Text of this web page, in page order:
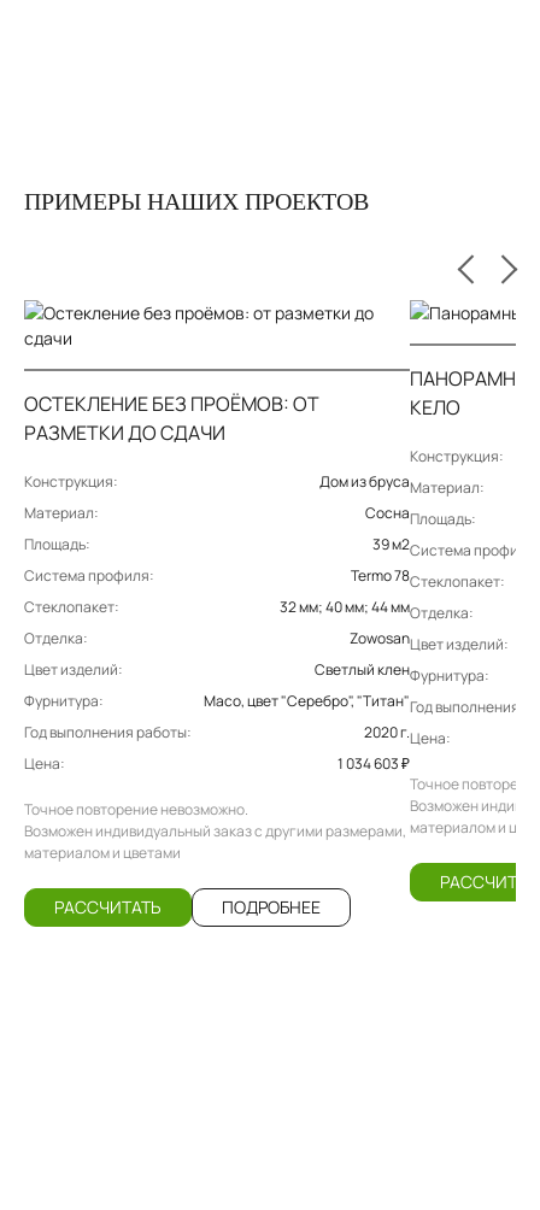
ПРИМЕРЫ НАШИХ ПРОЕКТОВ
ОСТЕКЛЕНИЕ БЕЗ ПРОЁМОВ: ОТ
РАЗМЕТКИ ДО СДАЧИ
Конструкция:
Дом из бруса
Материал:
Сосна
Площадь:
39 м2
Система профиля:
Termo 78
Стеклопакет:
32 мм; 40 мм; 44 мм
Отделка:
Zowosan
Цвет изделий:
Светлый клен
Фурнитура:
Maco, цвет "Серебро", "Титан"
Год выполнения работы:
2020 г.
Цена:
1 034 603 ₽
Точное повторение невозможно.
Возможен индивидуальный заказ с другими размерами,
материалом и цветами
РАССЧИТАТЬ ПОДРОБНЕЕ
КЕЛО
Конструкция:
Материал:
Площадь:
Система профиля:
Стеклопакет:
Отделка:
Цвет изделий:
Фурнитура:
Год выполнения
Цена:
Точное
Возможен
материалом и